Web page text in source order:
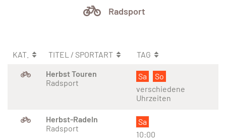
Radsport
KAT. TITEL / SPORTART
TAG
Herbst Touren
Radsport
Sa
So
verschiedene
Uhrzeiten
Herbst-Radeln
Radsport
Sa
10:00